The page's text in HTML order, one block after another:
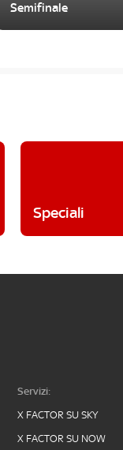
Semifinale
Speciali
Servizi:
X FACTOR SU SKY
X FACTOR SU NOW